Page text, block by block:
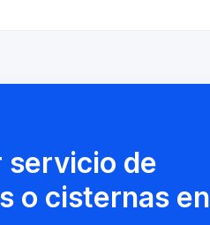
servicio de
o cisternas en